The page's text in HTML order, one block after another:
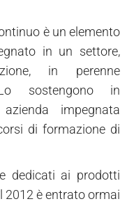
è un elemento
in un settore,
in perenne
sostengono in
impegnata
di formazione di
dedicati ai prodotti
2012 è entrato ormai